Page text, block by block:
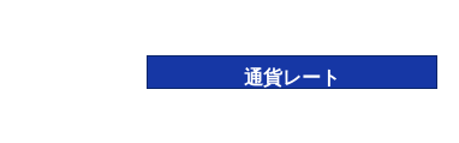
通貨レート